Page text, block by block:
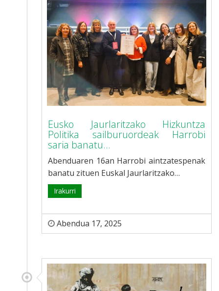
Eusko Jaurlaritzako Hizkuntza
Politika sailburuordeak Harrobi
saria banatu...
Abenduaren 16an Harrobi aintzatespenak
banatu zituen Euskal Jaurlaritzako…
Irakurri
Abendua 17, 2025